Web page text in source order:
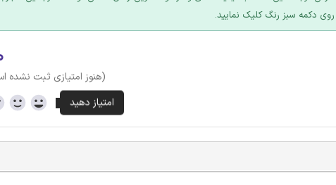
دکمه سبز رنگ کلیک نمایید.
(هنوز امتیازی ثبت نشده